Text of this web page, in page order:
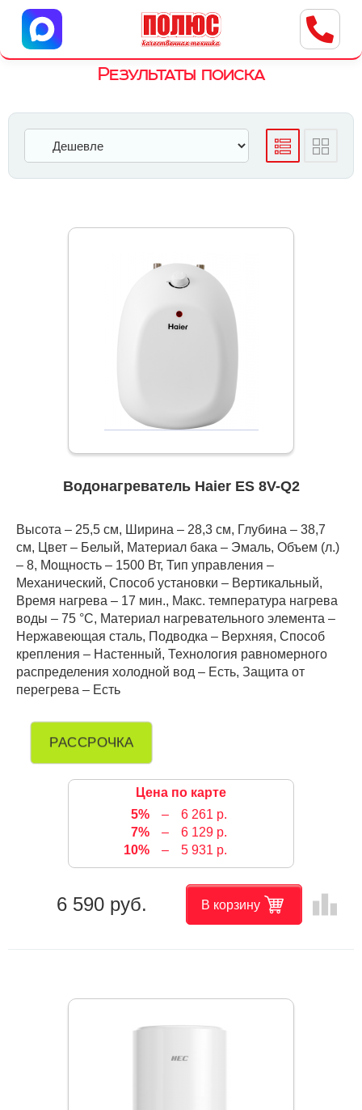
Центр бытовой техники
г. Ульяновск, ул. Пушкарева, 8a
Результаты поиска
Водонагреватель Haier ES 8V-Q2
Высота – 25,5 см, Ширина – 28,3 см, Глубина – 38,7
см, Цвет – Белый, Материал бака – Эмаль, Объем (л.)
– 8, Мощность – 1500 Вт, Тип управления –
Механический, Способ установки – Вертикальный,
Время нагрева – 17 мин., Макс. температура нагрева
воды – 75 °С, Материал нагревательного элемента –
Нержавеющая сталь, Подводка – Верхняя, Способ
крепления – Настенный, Технология равномерного
распределения холодной вод – Есть, Защита от
перегрева – Есть
РАССРОЧКА
Цена по карте
5%
–
6 261 р.
7%
–
6 129 р.
10%
– 5 931 р.
6 590 руб. В корзину leaderboard